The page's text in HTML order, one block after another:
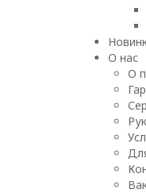
О нас
О